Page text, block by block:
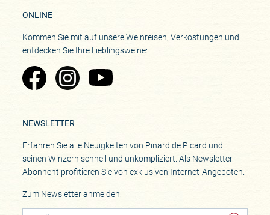
ONLINE
Kommen Sie mit auf unsere Weinreisen, Verkostungen und
entdecken Sie Ihre Lieblingsweine:
Zu Pinard's Facebook-Seite
Zu Pinard's Instagram-Seite
Zu Pinard's YouTube-Seite
NEWSLETTER
Erfahren Sie alle Neuigkeiten von Pinard de Picard und
seinen Winzern schnell und unkompliziert. Als Newsletter-
Abonnent profitieren Sie von exklusiven Internet-Angeboten.
Zum Newsletter anmelden: